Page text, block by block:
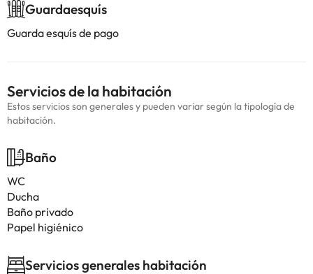
Guardaesquís
Guarda esquís de pago
Servicios de la habitación
Estos servicios son generales y pueden variar según la tipología de
habitación.
Baño
WC
Ducha
Baño privado
Papel higiénico
Servicios generales habitación